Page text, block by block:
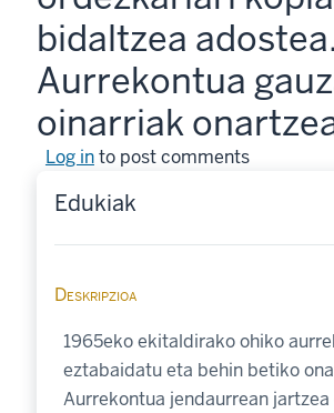
bidaltzea
Aurrekontua
oinarriak
Log into post comments
Edukiak
Deskripzioa
1965eko ekitaldirako ohiko
eztabaidatu eta behin betiko
Aurrekontua jendaurrean jartzea